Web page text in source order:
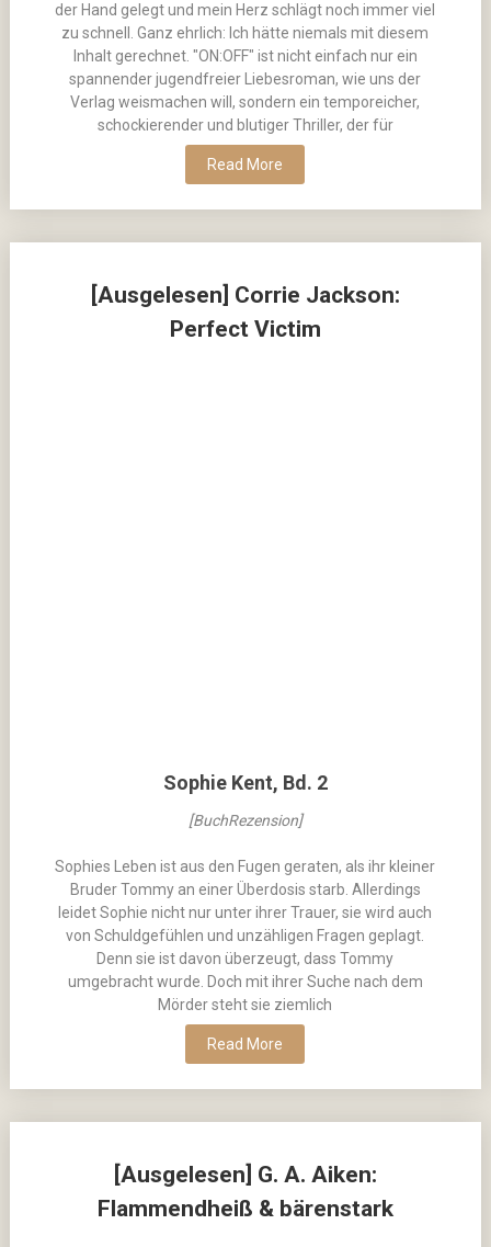
der Hand gelegt und mein Herz schlägt noch immer viel
zu schnell. Ganz ehrlich: Ich hätte niemals mit diesem
Inhalt gerechnet. "ON:OFF" ist nicht einfach nur ein
spannender jugendfreier Liebesroman, wie uns der
Verlag weismachen will, sondern ein temporeicher,
schockierender und blutiger Thriller, der für
Read More
[Ausgelesen] Corrie Jackson:
Perfect Victim
Sophie Kent, Bd. 2
[BuchRezension]
Sophies Leben ist aus den Fugen geraten, als ihr kleiner
Bruder Tommy an einer Überdosis starb. Allerdings
leidet Sophie nicht nur unter ihrer Trauer, sie wird auch
von Schuldgefühlen und unzähligen Fragen geplagt.
Denn sie ist davon überzeugt, dass Tommy
umgebracht wurde. Doch mit ihrer Suche nach dem
Mörder steht sie ziemlich
Read More
[Ausgelesen] G. A. Aiken:
Flammendheiß & bärenstark